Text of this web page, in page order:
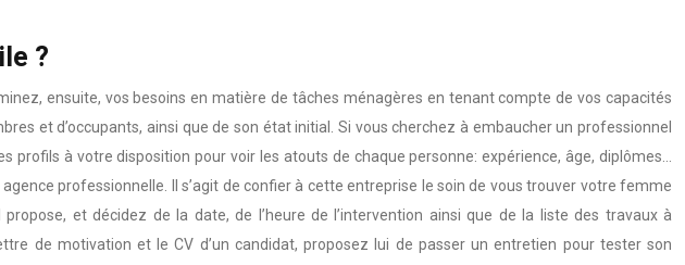
?
ensuite, vos besoins en matière de tâches ménagères en tenant compte de vos capacités
et d’occupants, ainsi que de son état initial. Si vous cherchez à embaucher un professionnel
à votre disposition pour voir les atouts de chaque personne: expérience, âge, diplômes…
professionnelle. Il s’agit de confier à cette entreprise le soin de vous trouver votre femme
et décidez de la date, de l’heure de l’intervention ainsi que de la liste des travaux à
de motivation et le CV d’un candidat, proposez lui de passer un entretien pour tester son